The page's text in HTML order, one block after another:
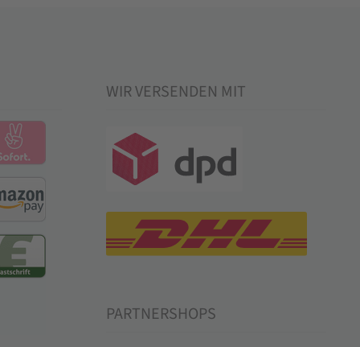
WIR VERSENDEN MIT
PARTNERSHOPS